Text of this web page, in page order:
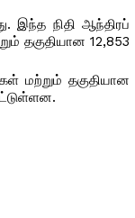
இந்த நிதி ஆந்திரப்
தகுதியான 12,853
மற்றும் தகுதியான